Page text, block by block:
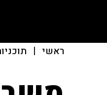
ראשי |